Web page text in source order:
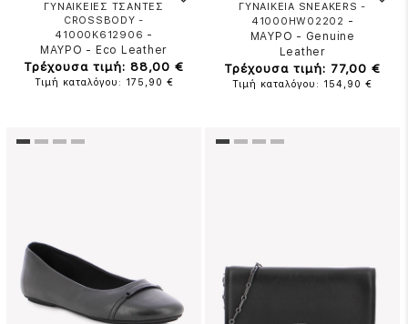
ΓΥΝΑΙΚΕΙΕΣ ΤΣΑΝΤΕΣ
CROSSBODY -
41000K612906 -
ΜΑΥΡΟ - Eco Leather
Τρέχουσα τιμή: 88,00 €
Τιμή καταλόγου: 175,90 €
ΓΥΝΑΙΚΕΙΑ SNEAKERS -
41000HW02202 -
ΜΑΥΡΟ - Genuine
Leather
Τρέχουσα τιμή: 77,00 €
Τιμή καταλόγου: 154,90 €